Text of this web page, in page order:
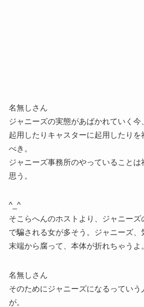
名無しさん
ジャニーズの実態があばかれていく今
起用したりキャスターに起用したりを
べき。
ジャニーズ事務所のやっていることは
思う。
^_^
そこらへんのホストより、ジャニーズ
で騙される女が多そう。ジャニーズ、
末端から腐って、本体が折れちゃうよ
名無しさん
そのためにジャニーズになるっていう
が。